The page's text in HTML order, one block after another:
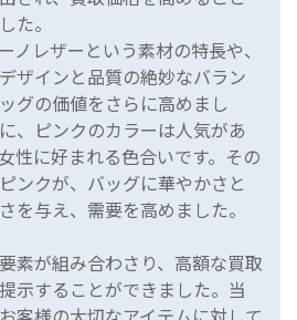
た。
ノレザーという素材の特長や、
ザインと品質の絶妙なバラン
グの価値をさらに高めまし
、ピンクのカラーは人気があ
性に好まれる色合いです。その
ンクが、バッグに華やかさと
を与え、需要を高めました。
素が組み合わさり、高額な買取
示することができました。当